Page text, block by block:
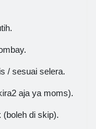
/ sesuai selera.
aja ya moms).
(boleh di skip).